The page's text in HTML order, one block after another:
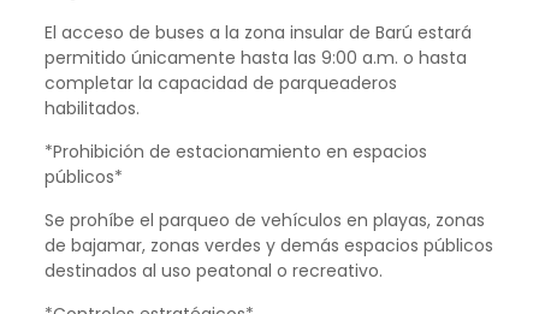
El acceso de buses a la zona insular de Barú estará
permitido únicamente hasta las 9:00 a.m. o hasta
completar la capacidad de parqueaderos
habilitados.
*Prohibición de estacionamiento en espacios
públicos*
Se prohíbe el parqueo de vehículos en playas, zonas
de bajamar, zonas verdes y demás espacios públicos
destinados al uso peatonal o recreativo.